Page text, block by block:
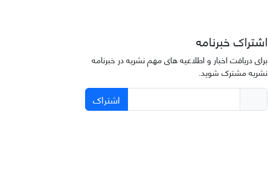
اشتراک خبرنامه
برای دریافت اخبار و اطلاعیه های مهم نشریه در خبرنامه
نشریه مشترک شوید.
اشتراک